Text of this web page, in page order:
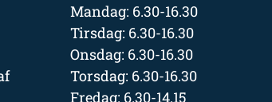
Mandag: 6.30-16.30
Tirsdag: 6.30-16.30
Onsdag: 6.30-16.30
Torsdag: 6.30-16.30
Fredag: 6.30-14.15